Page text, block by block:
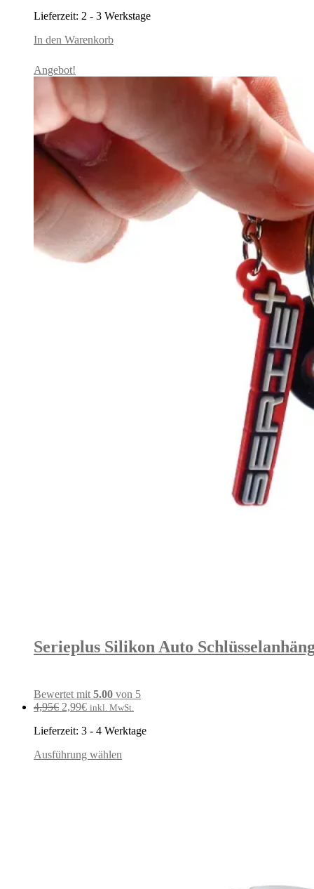
Lieferzeit: 2 - 3 Werkstage
In den Warenkorb
Angebot!
Serieplus Silikon Auto
Bewertet mit 5.00 von 5
4,95€ Ursprünglicher
war:
2,99€Aktueller
ist:
inkl. MwSt.
Lieferzeit: 3 - 4 Werktage
Ausführung wählen